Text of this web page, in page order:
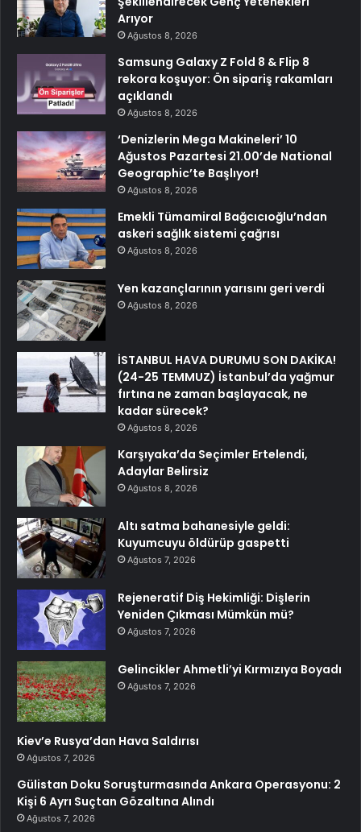
Arıyor
Ağustos 8, 2026
Samsung Galaxy Z Fold 8 & Flip 8
rekora koşuyor: Ön sipariş rakamları
açıklandı
Ağustos 8, 2026
‘Denizlerin Mega Makineleri’ 10
Ağustos Pazartesi 21.00’de National
Geographic’te Başlıyor!
Ağustos 8, 2026
Emekli Tümamiral Bağcıcıoğlu’ndan
askeri sağlık sistemi çağrısı
Ağustos 8, 2026
Yen kazançlarının yarısını geri verdi
Ağustos 8, 2026
İSTANBUL HAVA DURUMU SON DAKİKA!
(24-25 TEMMUZ) İstanbul’da yağmur
fırtına ne zaman başlayacak, ne
kadar sürecek?
Ağustos 8, 2026
Karşıyaka’da Seçimler Ertelendi,
Adaylar Belirsiz
Ağustos 8, 2026
Altı satma bahanesiyle geldi:
Kuyumcuyu öldürüp gaspetti
Ağustos 7, 2026
Rejeneratif Diş Hekimliği: Dişlerin
Yeniden Çıkması Mümkün mü?
Ağustos 7, 2026
Gelincikler Ahmetli’yi Kırmızıya Boyadı
Ağustos 7, 2026
Kiev’e Rusya’dan Hava Saldırısı
Ağustos 7, 2026
Gülistan Doku Soruşturmasında Ankara Operasyonu: 2
Kişi 6 Ayrı Suçtan Gözaltına Alındı
Ağustos 7, 2026